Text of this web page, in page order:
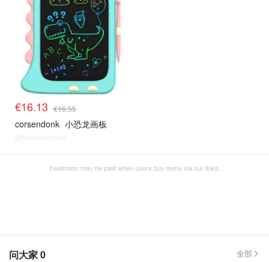
€16.13 €16.55
corsendonk 小恐龙画板
@dealmoon.de
Dealmoon may be paid when users buy items via our links.
问大家0 全部